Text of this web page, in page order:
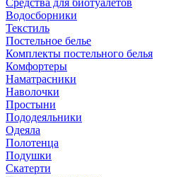
Средства для биотуалетов
Водосборники
Текстиль
Постельное белье
Комплекты постельного белья
Комфортеры
Наматрасники
Наволочки
Простыни
Пододеяльники
Одеяла
Полотенца
Подушки
Скатерти